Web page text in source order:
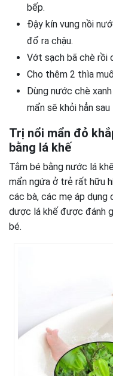
bếp.
Đậy kín vung nồi
đổ ra chậu.
Vớt sạch bã chè rồi
Cho thêm 2 thìa
Dùng nước chè
mẩn sẽ khỏi hẳn sau
Trị nổi mẩn đỏ
bằng lá khế
Tắm bé bằng nước lá
mẩn ngứa ở trẻ rất hữu
các bà, các mẹ áp dụng
dược lá khế được đánh
bé.